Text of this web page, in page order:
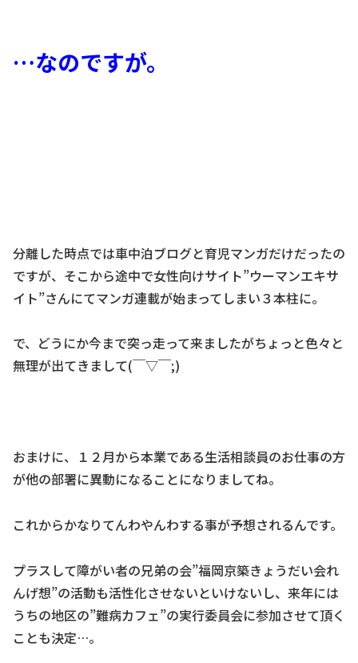
…なのですが。
分離した時点では車中泊ブログと育児マンガだけだったの
ですが、そこから途中で女性向けサイト”ウーマンエキサ
イト”さんにてマンガ連載が始まってしまい３本柱に。
で、どうにか今まで突っ走って来ましたがちょっと色々と
無理が出てきまして(￣▽￣;)
おまけに、１２月から本業である生活相談員のお仕事の方
が他の部署に異動になることになりましてね。
これからかなりてんわやんわする事が予想されるんです。
プラスして障がい者の兄弟の会”福岡京築きょうだい会れ
んげ想”の活動も活性化させないといけないし、来年には
うちの地区の”難病カフェ”の実行委員会に参加させて頂く
ことも決定…。